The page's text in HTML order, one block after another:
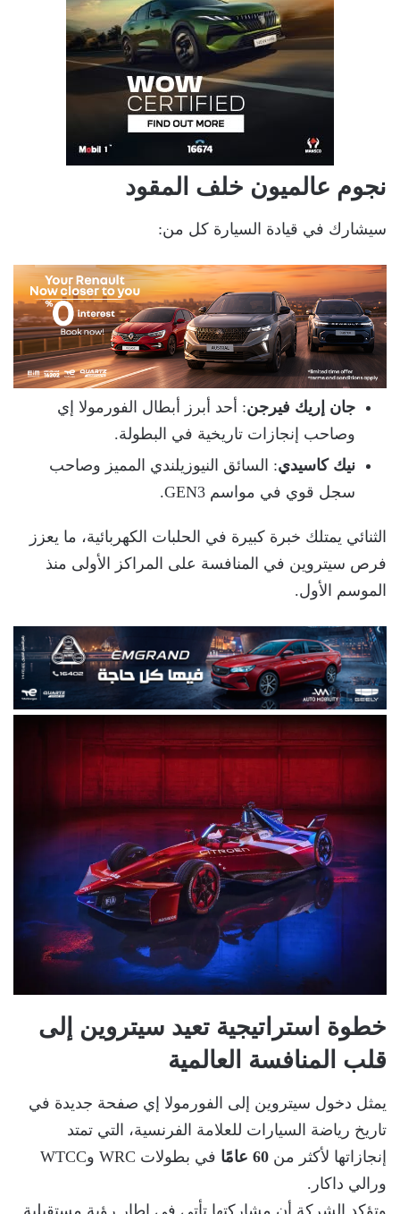
نجوم عالميون خلف المقود
سيشارك في قيادة السيارة كل من:
جان إريك فيرجن: أحد أبرز أبطال الفورمولا إي
وصاحب إنجازات تاريخية في البطولة.
نيك كاسيدي: السائق النيوزيلندي المميز وصاحب
سجل قوي في مواسم GEN3.
الثنائي يمتلك خبرة كبيرة في الحلبات الكهربائية، ما يعزز
فرص سيتروين في المنافسة على المراكز الأولى منذ
الموسم الأول.
خطوة استراتيجية تعيد سيتروين إلى
قلب المنافسة العالمية
يمثل دخول سيتروين إلى الفورمولا إي صفحة جديدة في
تاريخ رياضة السيارات للعلامة الفرنسية، التي تمتد
إنجازاتها لأكثر من 60 عامًا
في بطولات WRC وWTCC
ورالي داكار.
وتؤكد الشركة أن مشاركتها تأتي في إطار رؤية مستقبلية